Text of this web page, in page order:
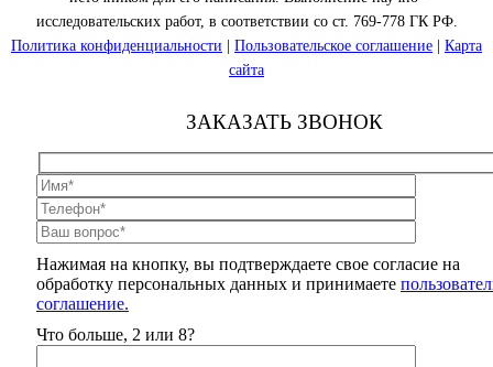
исследовательских работ, в соответствии со ст. 769-778 ГК РФ.
Политика конфиденциальности
Пользовательское соглашение
Карта
сайта
ЗАКАЗАТЬ ЗВОНОК
Нажимая на кнопку, вы подтверждаете свое согласие на
обработку персональных данных и принимаете
соглашение.
Что больше, 2 или 8?